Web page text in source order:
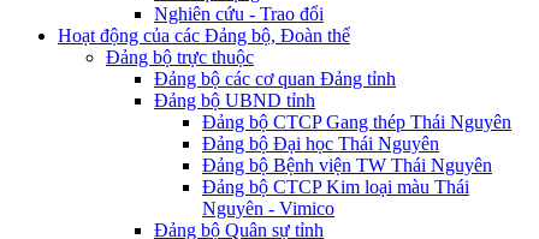
Nghiên cứu - Trao đổi
Hoạt động của các Đảng bộ, Đoàn thể
Đảng bộ trực thuộc
Đảng bộ các cơ quan Đảng tỉnh
Đảng bộ UBND tỉnh
Đảng bộ CTCP Gang thép Thái Nguyên
Đảng bộ Đại học Thái Nguyên
Đảng bộ Bệnh viện TW Thái Nguyên
Đảng bộ CTCP Kim loại màu Thái
Nguyên - Vimico
Đảng bộ Quân sự tỉnh